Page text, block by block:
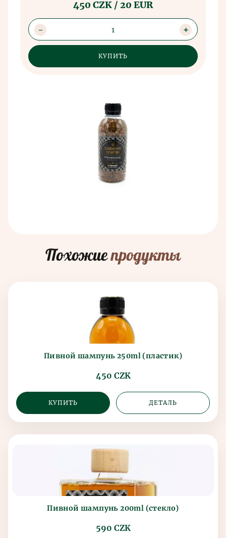
450 CZK / 20 EUR
1
Похожиепродукты
Пивной шампунь 250ml (пластик)
450 CZK
КУПИТЬ ДЕТАЛЬ
Пивной шампунь 200ml (стекло)
590 CZK
отправляется на продажу.